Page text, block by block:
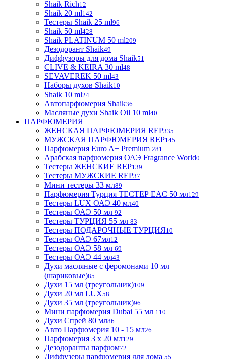
Shaik Rich12
Shaik 20 ml142
Тестеры Shaik 25 ml96
Shaik 50 ml428
Shaik PLATINUM 50 ml209
Дезодорант Shaik49
Диффузоры для дома Shaik51
CLIVE & KEIRA 30 ml48
SEVAVEREK 50 ml43
Наборы духов Shaik10
Shaik 10 ml24
Автопарфюмерия Shaik36
Масляные духи Shaik Oil 10 ml40
ПАРФЮМЕРИЯ
ЖЕНСКАЯ ПАРФЮМЕРИЯ REP335
МУЖСКАЯ ПАРФЮМЕРИЯ REP145
Парфюмерия Euro A+ Premium 281
Арабская парфюмерия ОАЭ Fragrance World0
Тестеры ЖЕНСКИЕ REP139
Тестеры МУЖСКИЕ REP37
Мини тестеры 33 мл89
Парфюмерия Турция ТЕСТЕР EAC 50 мл129
Тестеры LUX ОАЭ 40 мл40
Тестеры ОАЭ 50 мл 92
Тестеры ТУРЦИЯ 55 мл 83
Тестеры ПОДАРОЧНЫЕ ТУРЦИЯ10
Тестеры ОАЭ 67мл12
Тестеры ОАЭ 58 мл 69
Тестеры ОАЭ 44 мл43
Духи масляные с феромонами 10 мл
(шариковые)85
Духи 15 мл (треугольник)109
Духи 20 мл LUX58
Духи 35 мл (треугольник)96
Мини парфюмерия Dubai 55 мл 110
Духи Спрей 80 мл86
Авто Парфюмерия 10 - 15 мл26
Парфюмерия 3 х 20 мл129
Дезодоранты парфюм72
Диффузеры парфюмерия для дома 55